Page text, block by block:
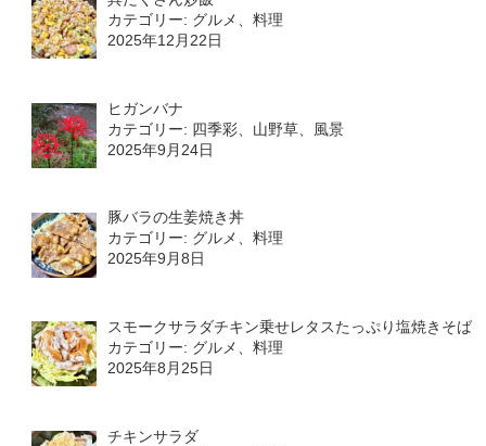
カテゴリー: グルメ、料理
2025年12月22日
ヒガンバナ
カテゴリー: 四季彩、山野草、風景
2025年9月24日
豚バラの生姜焼き丼
カテゴリー: グルメ、料理
2025年9月8日
スモークサラダチキン乗せレタスたっぷり塩焼きそば
カテゴリー: グルメ、料理
2025年8月25日
チキンサラダ